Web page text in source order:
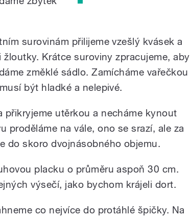
surovinám přilijeme vzešlý kvásek a
Krátce suroviny zpracujeme, aby
změklé sádlo. Zamícháme vařečkou
být hladké a nelepivé.
přikryjeme utěrkou a necháme kynout
proděláme na vále, ono se srazí, ale za
do skoro dvojnásobného objemu.
placku o průměru aspoň 30 cm.
výsečí, jako bychom krájeli dort.
co nejvíce do protáhlé špičky. Na